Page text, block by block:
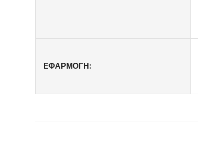
EΦΑΡΜΟΓΗ: